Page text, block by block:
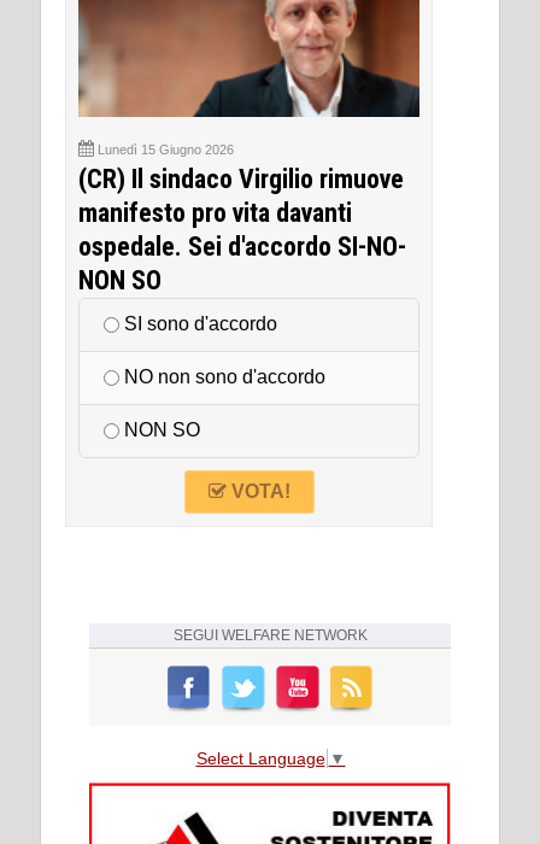
Lunedì 15 Giugno 2026
(CR) Il sindaco Virgilio rimuove
manifesto pro vita davanti
ospedale. Sei d'accordo SI-NO-
NON SO
SI sono d'accordo
NO non sono d'accordo
NON SO
VOTA!
SEGUI WELFARE NETWORK
Select Language ▼